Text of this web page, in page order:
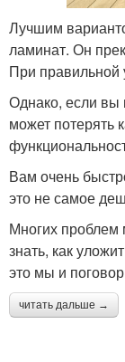
Лучшим
ламинат. Он
При правильной
Однако, если вы
может потерять
Вам очень
это не самое
Многих проблем
знать, как
это мы и
читать дальше →